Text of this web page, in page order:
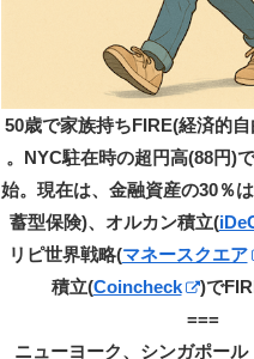
50歳で家族持ちFIRE(経済的
。NYC駐在時の超円高(88円)
始。現在は、金融資産の30％
蓄型保険)、オルカン積立(
リピ世界戦略(マネースクエア
積立(Coincheck
)で
===
ニューヨーク、シンガポー